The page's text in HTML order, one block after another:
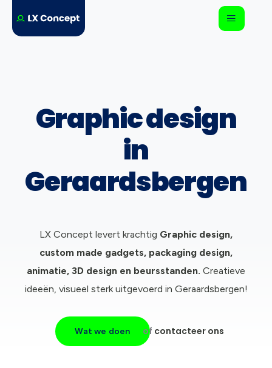
Graphic design
in
Geraardsbergen
LX Concept levert krachtig Graphic design,
custom made gadgets, packaging design,
animatie, 3D design en beursstanden. Creatieve
ideeën, visueel sterk uitgevoerd in Geraardsbergen!
Wat we doen of contacteer ons